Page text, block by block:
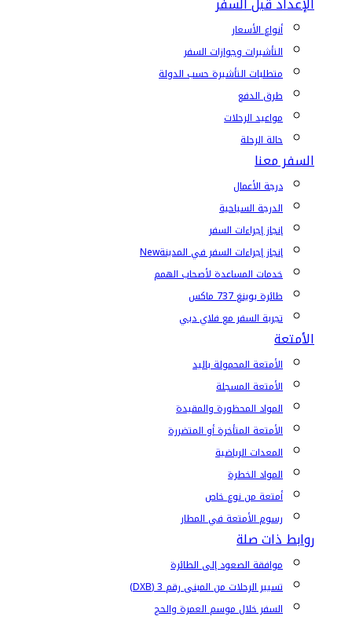
أنواع الأسعار
التأشيرات وجوازات السفر
متطلبات التأشيرة حسب الدولة
طرق الدفع
مواعيد الرحلات
حالة الرحلة
السفر معنا
درجة الأعمال
الدرجة السياحية
إنجاز إجراءات السفر
إنجاز إجراءات السفر في المدينةNew
خدمات المساعدة لأصحاب الهمم
طائرة بوينغ 737 ماكس
تجربة السفر مع فلاي دبي
الأمتعة
الأمتعة المحمولة باليد
الأمتعة المسجلة
المواد المحظورة والمقيدة
الأمتعة المتأخرة أو المتضررة
المعدات الرياضية
المواد الخطرة
أمتعة من نوع خاص
رسوم الأمتعة في المطار
روابط ذات صلة
موافقة الصعود إلى الطائرة
تسيير الرحلات من المبنى رقم 3 (DXB)
السفر خلال موسم العمرة والحج